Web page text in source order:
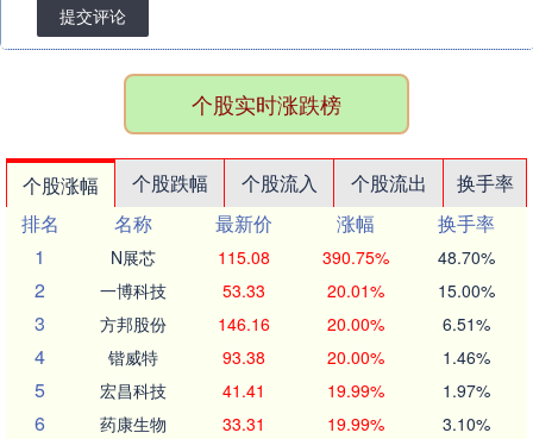
提交评论
个股实时涨跌榜
个股涨幅 个股跌幅 个股流入 个股流出
换手率
排名
名称 最新价 涨幅
换手率
1
N展芯 115.08 390.75% 48.70%
2 一博科技 53.33 20.01% 15.00%
3 方邦股份 146.16 20.00% 6.51%
4 锴威特 93.38 20.00% 1.46%
5 宏昌科技 41.41 19.99% 1.97%
6 药康生物 33.31 19.99% 3.10%